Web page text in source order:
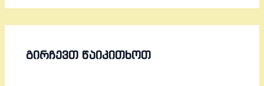
ᲒᲘᲠᲩᲔᲕᲗ ᲬᲐᲘᲙᲘᲗᲮᲝᲗ